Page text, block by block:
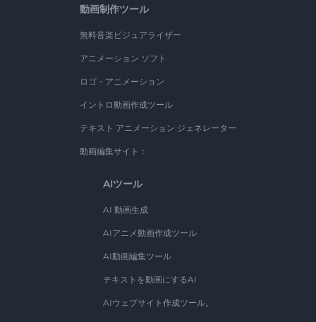
動画制作ツール
無料音楽ビジュアライザー
アニメーション ソフト
ロゴ・アニメーション
イントロ動画作成ツール
テキスト アニメーション ジェネレーター
動画編集サイト：
AIツール
AI 動画生成
AIアニメ動画作成ツール
AI動画編集ツール
テキストを動画にするAI
AIウェブサイト作成ツール。